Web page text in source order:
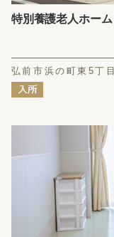
特別養護老人ホー
弘前市浜の町東5丁